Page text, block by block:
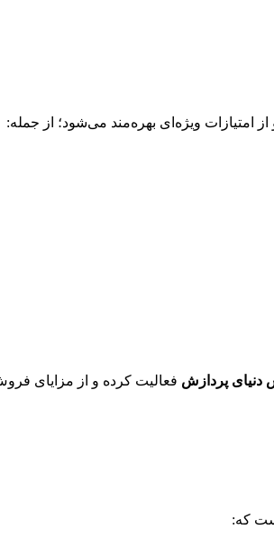
امتیازات ویژه‌ای بهره‌مند می‌شود؛ از جمله:
پردازش فعالیت کرده و از مزایای
که: